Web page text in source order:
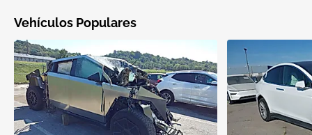
Vehículos Populares